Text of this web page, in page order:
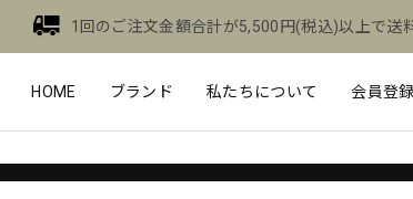
1回のご注文金額合計が5,500円(税込)以上で送
HOME ブランド 私たちについて 会員登録